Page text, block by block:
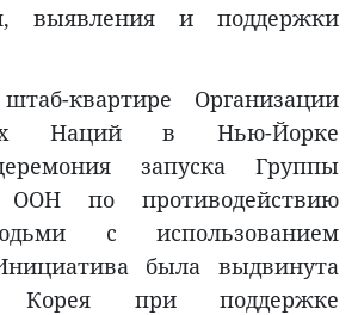
выявления и поддержки
квартире Организации
Наций в Нью-Йорке
запуска Группы
по противодействию
с использованием
была выдвинута
Корея при поддержке